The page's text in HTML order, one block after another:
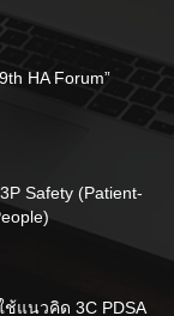
HA Forum”
Safety (Patient-
ช้แนวคิด 3C PDSA